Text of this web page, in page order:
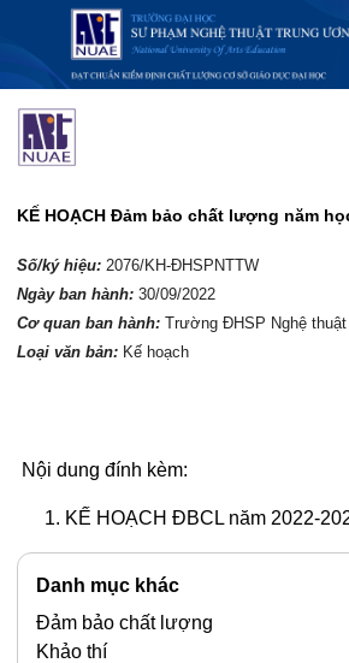
KẾ HOẠCH Đảm bảo chất lượng năm
Số/ký hiệu: 2076/KH-ĐHSPNTTW
Ngày ban hành: 30/09/2022
Cơ quan ban hành: Trường ĐHSP Nghệ
Loại văn bản: Kế hoạch
Nội dung đính kèm:
KẾ HOẠCH ĐBCL năm 2022-
Danh mục khác
Đảm bảo chất lượng
Khảo thí